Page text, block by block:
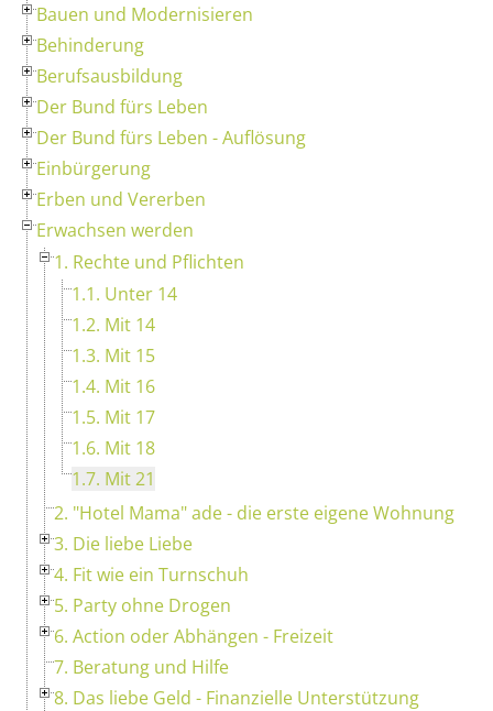
Bauen und Modernisieren
Behinderung
Berufsausbildung
Der Bund fürs Leben
Der Bund fürs Leben - Auflösung
Einbürgerung
Erben und Vererben
Erwachsen werden
1. Rechte und Pflichten
1.1. Unter 14
1.2. Mit 14
1.3. Mit 15
1.4. Mit 16
1.5. Mit 17
1.6. Mit 18
1.7. Mit 21
2. "Hotel Mama" ade - die erste eigene Wohnung
3. Die liebe Liebe
4. Fit wie ein Turnschuh
5. Party ohne Drogen
6. Action oder Abhängen - Freizeit
7. Beratung und Hilfe
8. Das liebe Geld - Finanzielle Unterstützung